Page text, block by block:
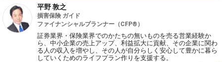
平野 敦之
損害保険 ガイド
ファイナンシャルプランナー（CFP®）
証券業界・保険業界でのかたちの無いものを売る営業経験か
ら、中小企業の売上アップ、利益拡大に貢献、その企業に関わ
る人の収入を増やし、その人が自分らしく安心して豊かに暮ら
していくためのライフプラン作りを支援する。